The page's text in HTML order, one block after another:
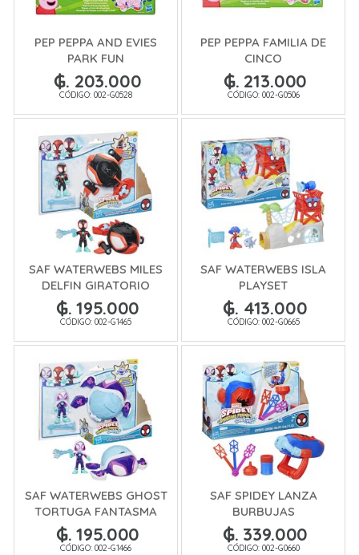
PEP PEPPA AND EVIES
PARK FUN
₲. 203.000
CÓDIGO: 002-G0528
PEP PEPPA FAMILIA DE
CINCO
₲. 213.000
CÓDIGO: 002-G0506
SAF WATERWEBS MILES
DELFIN GIRATORIO
₲. 195.000
CÓDIGO: 002-G1465
SAF WATERWEBS ISLA
PLAYSET
₲. 413.000
CÓDIGO: 002-G0665
SAF WATERWEBS GHOST
TORTUGA FANTASMA
₲. 195.000
CÓDIGO: 002-G1466
SAF SPIDEY LANZA
BURBUJAS
₲. 339.000
CÓDIGO: 002-G0660